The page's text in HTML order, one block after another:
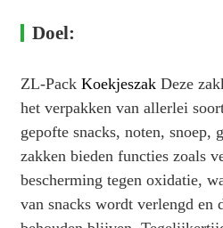
Doel:
ZL-Pack KoekjeszakDeze
het verpakken van allerlei
gepofte snacks, noten, snoep,
zakken bieden functies zoals
bescherming tegen oxidatie,
van snacks wordt verlengd en